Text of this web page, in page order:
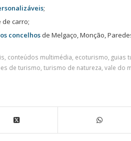
;
de carro;
concelhos de Melgaço, Monção,
, conteúdos multimédia, ecoturismo, guias
de turismo, turismo de natureza, vale do